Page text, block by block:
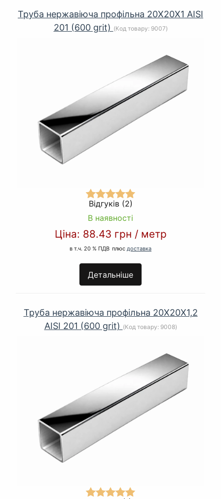
Труба нержавіюча профільна 20Х20Х1 AISI
201 (600 grit) (Код товару: 9007)
Відгуків (2)
В наявності
Ціна: 88.43 грн / метр
в т.ч. 20 % ПДВ плюс доставка
Детальніше
Труба нержавіюча профільна 20Х20Х1,2
AISI 201 (600 grit) (Код товару: 9008)